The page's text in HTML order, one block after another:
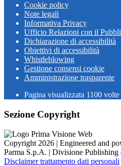
Cookie policy
Note legali
Informativa Privacy
Ufficio Relazioni con il
Dichiarazione di accessibilità
Obiettivi di accessibilità
Whistleblowing
Gestione consensi cookie
Amministrazione trasparente
Pagina visualizzata 1100 volte
Sezione Copyright
Copyright 2026 | Engineered and
Parma S.p.A. | Divisione
Disclaimer trattamento dati personali